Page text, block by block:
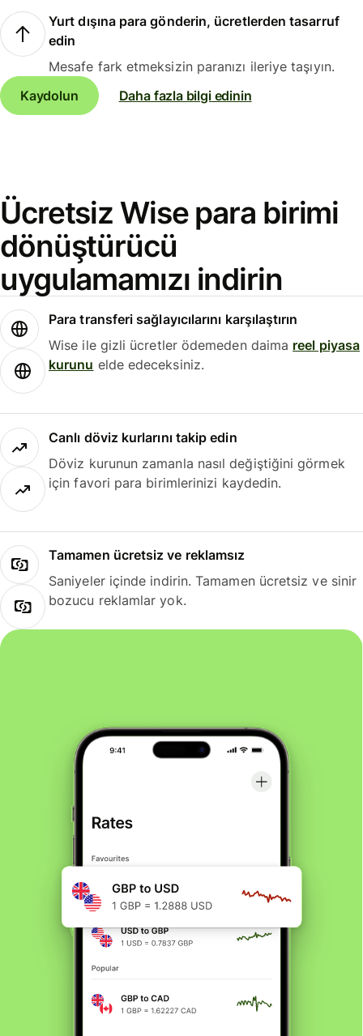
Yurt dışına para gönderin, ücretlerden tasarruf
edin
Mesafe fark etmeksizin paranızı ileriye taşıyın.
Kaydolun
Daha fazla bilgi edinin
Ücretsiz Wise para birimi
dönüştürücü
uygulamamızı indirin
Para transferi sağlayıcılarını karşılaştırın
Wise ile gizli ücretler ödemeden daima reel piyasa
kurunu elde edeceksiniz.
Canlı döviz kurlarını takip edin
Döviz kurunun zamanla nasıl değiştiğini görmek
için favori para birimlerinizi kaydedin.
Tamamen ücretsiz ve reklamsız
Saniyeler içinde indirin. Tamamen ücretsiz ve sinir
bozucu reklamlar yok.